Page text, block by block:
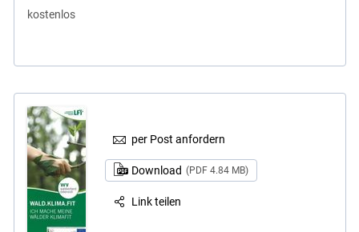
kostenlos
per Post anfordern
Download (PDF 4.84 MB)
Link teilen